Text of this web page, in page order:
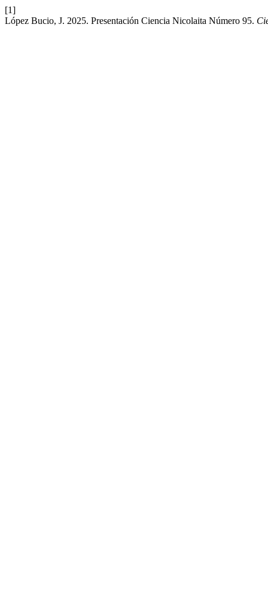
[1]
López Bucio, J. 2025. Presentación Ciencia Nicolaita Número 95.